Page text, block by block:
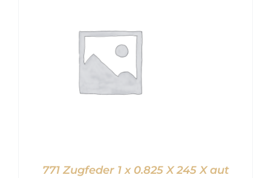
771 Zugfeder 1 x 0.825 X 245 X aut